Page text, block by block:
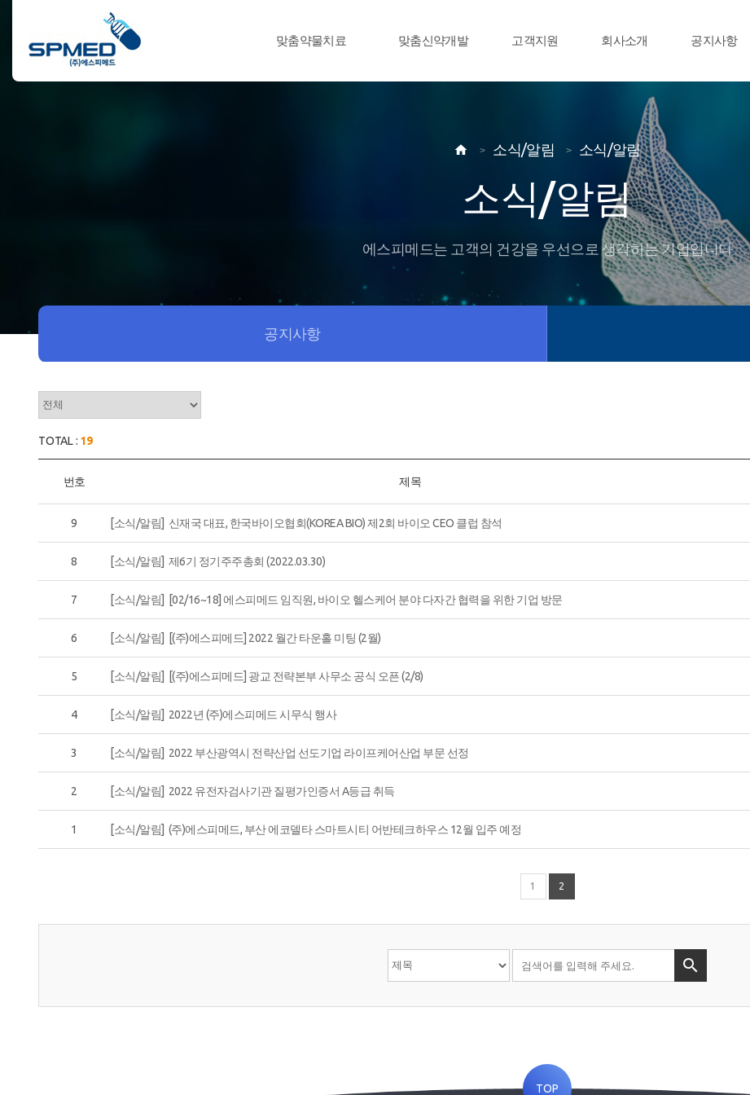
맞춤약물치료 맞춤신약개발 고객지원 회사소개 공지사항
 소식/알림 소식/알림
소식/알림
에스피메드는 고객의 건강을 우선으로 생각하는 기업입니다
공지사항
TOTAL : 19
번호 제목
9 [소식/알림] 신재국 대표, 한국바이오협회(KOREA BIO) 제2회 바이오 CEO 클럽 참석
8 [소식/알림] 제6기 정기주주총회 (2022.03.30)
7 [소식/알림] [02/16~18] 에스피메드 임직원, 바이오 헬스케어 분야 다자간 협력을 위한 기업 방문
6 [소식/알림] [(주)에스피메드] 2022 월간 타운홀 미팅 (2월)
5 [소식/알림] [(주)에스피메드] 광교 전략본부 사무소 공식 오픈 (2/8)
4 [소식/알림] 2022년 (주)에스피메드 시무식 행사
3 [소식/알림] 2022 부산광역시 전략산업 선도기업 라이프케어산업 부문 선정
2 [소식/알림] 2022 유전자검사기관 질평가인증서 A등급 취득
1 [소식/알림] (주)에스피메드, 부산 에코델타 스마트시티 어반테크하우스 12월 입주 예정
1 2

TOP